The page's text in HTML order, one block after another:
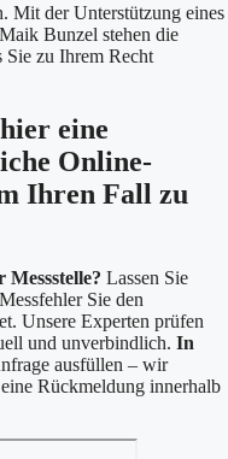
Mit der Unterstützung eines
Bunzel stehen die
Sie zu Ihrem Recht
eine
Online-
Ihren Fall zu
Messstelle? Lassen Sie
Sie den
Unsere Experten prüfen
und unverbindlich. In
ausfüllen – wir
Rückmeldung innerhalb